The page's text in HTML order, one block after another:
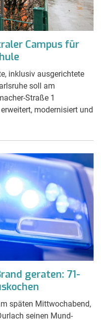
Campus für
inklusiv ausgerichtete
soll am
Straße 1
modernisiert und
geraten: 71-
späten Mittwochabend,
seinen Mund-